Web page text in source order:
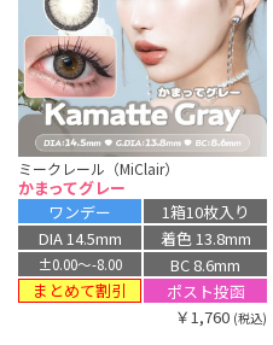
ミークレール（MiClair）
かまってグレー
ワンデー
1箱10枚入り
DIA 14.5mm
着色 13.8mm
±0.00〜-8.00
BC 8.6mm
まとめて割引
ポスト投函
￥1,760 (税込)